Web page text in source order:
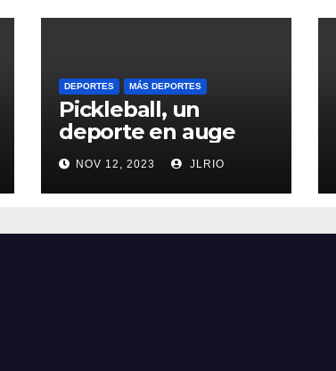
DEPORTES MÁS DEPORTES
Pickleball, un
deporte en auge
NOV 12, 2023 JLRIO